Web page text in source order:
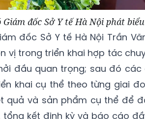
Giám đốc Sở Y tế Hà Nội phát
đốc Sở Y tế Hà Nội Trần
vị trong triển khai hợp tác
đầu quan trọng; sau đó
khai cụ thể theo từng giai
quả và sản phẩm cụ thể để
kết định kỳ và báo cáo